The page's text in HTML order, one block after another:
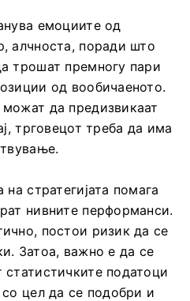
емоциите од
алчноста, поради што
трошат премногу пари
од вообичаеното.
да предизвикаат
трговецот треба да има
стратегијата помага
нивните перформанси.
постои ризик да се
Затоа, важно е да се
податоци
цел да се подобри и